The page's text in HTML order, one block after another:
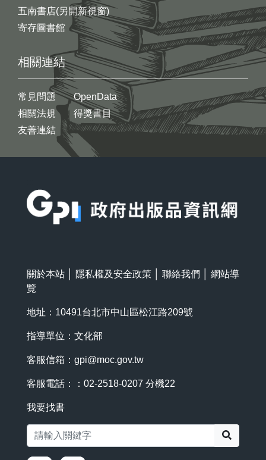
五南書店(另開新視窗)
寄存圖書館
相關連結
常見問題
相關法規
友善連結
OpenData
得獎書目
關於本站 隱私權及安全政策 聯絡我們
網站導
覽
地址：10491台北市中山區松江路209號
指導單位：文化部
客服信箱： gpi@moc.gov.tw
客服電話：：02-2518-0207 分機22
我要找書